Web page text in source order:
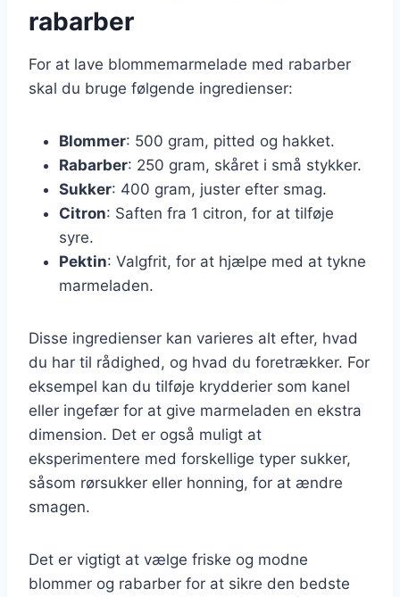
rabarber
For at lave blommemarmelade med rabarber
skal du bruge følgende ingredienser:
Blommer: 500 gram, pitted og hakket.
Rabarber: 250 gram, skåret i små stykker.
Sukker: 400 gram, juster efter smag.
Citron: Saften fra 1 citron, for at tilføje
syre.
Pektin: Valgfrit, for at hjælpe med at tykne
marmeladen.
Disse ingredienser kan varieres alt efter, hvad
du har til rådighed, og hvad du foretrækker. For
eksempel kan du tilføje krydderier som kanel
eller ingefær for at give marmeladen en ekstra
dimension. Det er også muligt at
eksperimentere med forskellige typer sukker,
såsom rørsukker eller honning, for at ændre
smagen.
Det er vigtigt at vælge friske og modne
blommer og rabarber for at sikre den bedste